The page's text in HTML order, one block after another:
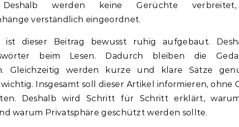
Deshalb werden keine Gerüchte
verständlich eingeordnet.
ist dieser Beitrag bewusst ruhig aufgebaut.
beim Lesen. Dadurch bleiben die
Gleichzeitig werden kurze und klare Sätze
Insgesamt soll dieser Artikel informieren, ohne
Deshalb wird Schritt für Schritt erklärt,
warum Privatsphäre geschützt werden sollte.